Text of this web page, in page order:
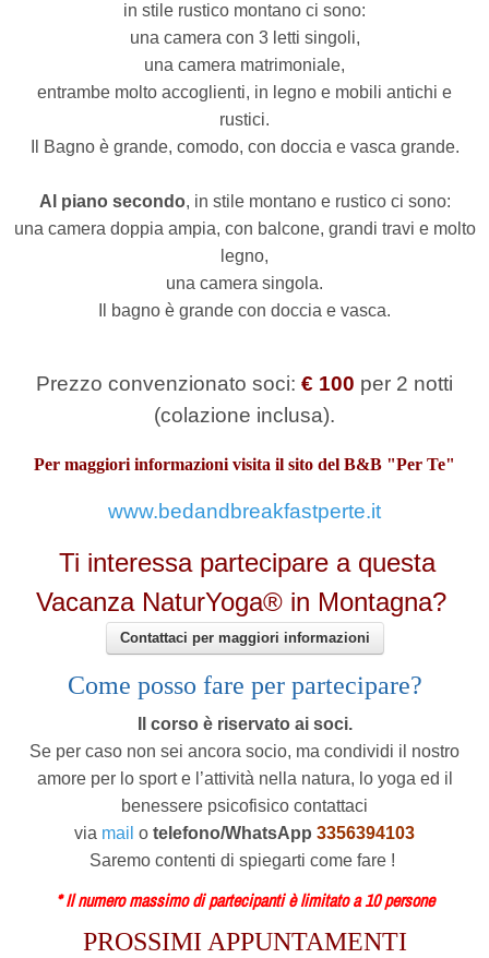
in stile rustico montano ci sono:
una camera con 3 letti singoli,
una camera matrimoniale,
entrambe molto accoglienti, in legno e mobili antichi e
rustici.
Il Bagno è grande, comodo, con doccia e vasca grande.
Al piano secondo, in stile montano e rustico ci sono:
una camera doppia ampia, con balcone, grandi travi e molto
legno,
una camera singola.
Il bagno è grande con doccia e vasca.
Prezzo convenzionato soci: € 100 per 2 notti
(colazione inclusa).
Per maggiori informazioni visita il sito del B&B "Per Te"
www.bedandbreakfastperte.it
Ti interessa partecipare a questa
Vacanza NaturYoga® in Montagna?
Contattaci per maggiori informazioni
Come posso fare per partecipare?
Il corso è riservato ai soci.
Se per caso non sei ancora socio, ma condividi il nostro
amore per lo sport e l’attività nella natura, lo yoga ed il
benessere psicofisico contattaci
via mail o telefono/WhatsApp 3356394103
Saremo contenti di spiegarti come fare !
* Il numero massimo di partecipanti è limitato a 10 persone
PROSSIMI APPUNTAMENTI